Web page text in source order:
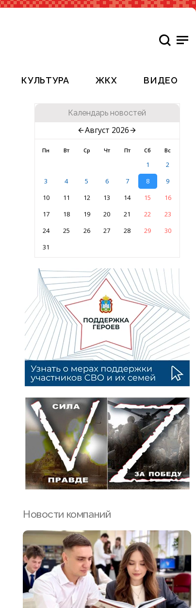
КУЛЬТУРА ЖКХ ВИДЕО
Календарь новостей
Август 2026
Пн Вт Ср Чт Пт Сб Вс
1
2
3
4 5 6 7 8
9
10
11 12 13 14 15
16
17
18 19 20 21 22
23
24
25 26 27 28 29
30
31
Новости компаний